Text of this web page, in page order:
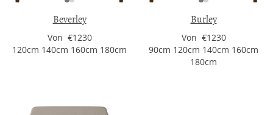
Beverley
Von €1230
120cm 140cm 160cm 180cm
Burley
Von €1230
90cm 120cm 140cm 160cm
180cm